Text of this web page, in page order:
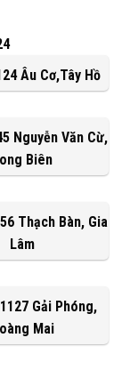
Âu Cơ,Tây Hồ
Nguyễn Văn Cừ,
Biên
Thạch Bàn, Gia
Lâm
Gải Phóng,
Mai